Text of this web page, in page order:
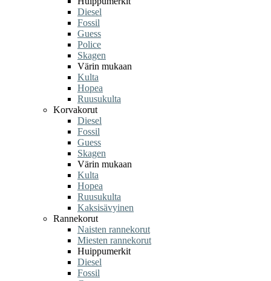
Diesel
Fossil
Guess
Police
Skagen
Värin mukaan
Kulta
Hopea
Ruusukulta
Korvakorut
Diesel
Fossil
Guess
Skagen
Värin mukaan
Kulta
Hopea
Ruusukulta
Kaksisävyinen
Rannekorut
Naisten rannekorut
Miesten rannekorut
Huippumerkit
Diesel
Fossil